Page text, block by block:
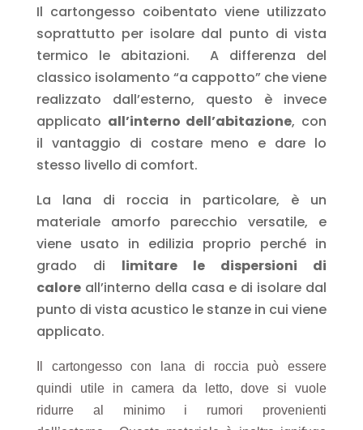
Il cartongesso coibentato viene utilizzato
soprattutto per isolare dal punto di vista
termico le abitazioni.
A differenza del
classico isolamento “a cappotto” che viene
realizzato dall’esterno, questo è invece
applicato all’interno dell’abitazione, con
il vantaggio di costare meno e dare lo
stesso livello di comfort.
La lana di roccia in particolare, è un
materiale amorfo parecchio versatile, e
viene usato in edilizia proprio perché in
grado di limitare le dispersioni di
caloreall’interno della casa e di isolare dal
punto di vista acustico le stanze in cui viene
applicato.
Il cartongesso con lana di roccia può essere
quindi utile in camera da letto, dove si vuole
ridurre al minimo i rumori provenienti